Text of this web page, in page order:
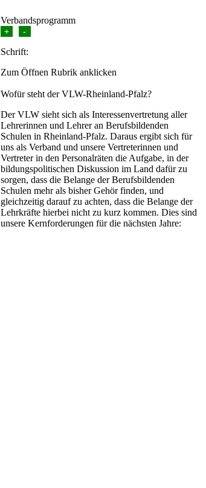
Verbandsprogramm
+ -
Schrift:
Zum Öffnen Rubrik anklicken
Wofür steht der VLW-Rheinland-Pfalz?
Der VLW sieht sich als Interessenvertretung aller
Lehrerinnen und Lehrer an Berufsbildenden
Schulen in Rheinland-Pfalz. Daraus ergibt sich für
uns als Verband und unsere Vertreterinnen und
Vertreter in den Personalräten die Aufgabe, in der
bildungspolitischen Diskussion im Land dafür zu
sorgen, dass die Belange der Berufsbildenden
Schulen mehr als bisher Gehör finden, und
gleichzeitig darauf zu achten, dass die Belange der
Lehrkräfte hierbei nicht zu kurz kommen. Dies sind
unsere Kernforderungen für die nächsten Jahre: